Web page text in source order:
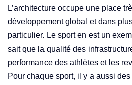
L’architecture occupe une place
développement global et dans
particulier. Le sport en est un
sait que la qualité des
performance des athlètes et les
Pour chaque sport, il y a aussi